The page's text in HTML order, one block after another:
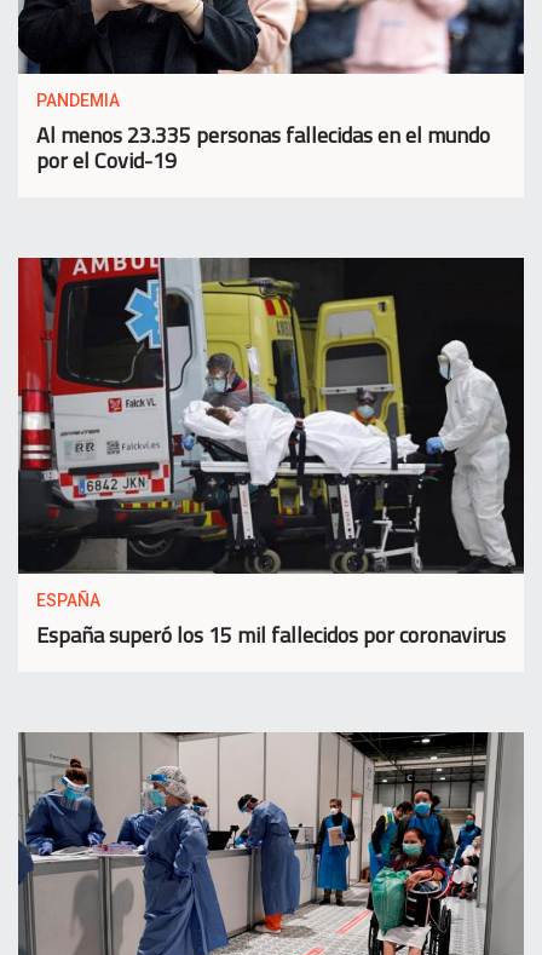
PANDEMIA
Al menos 23.335 personas fallecidas en el mundo
por el Covid-19
ESPAÑA
España superó los 15 mil fallecidos por coronavirus